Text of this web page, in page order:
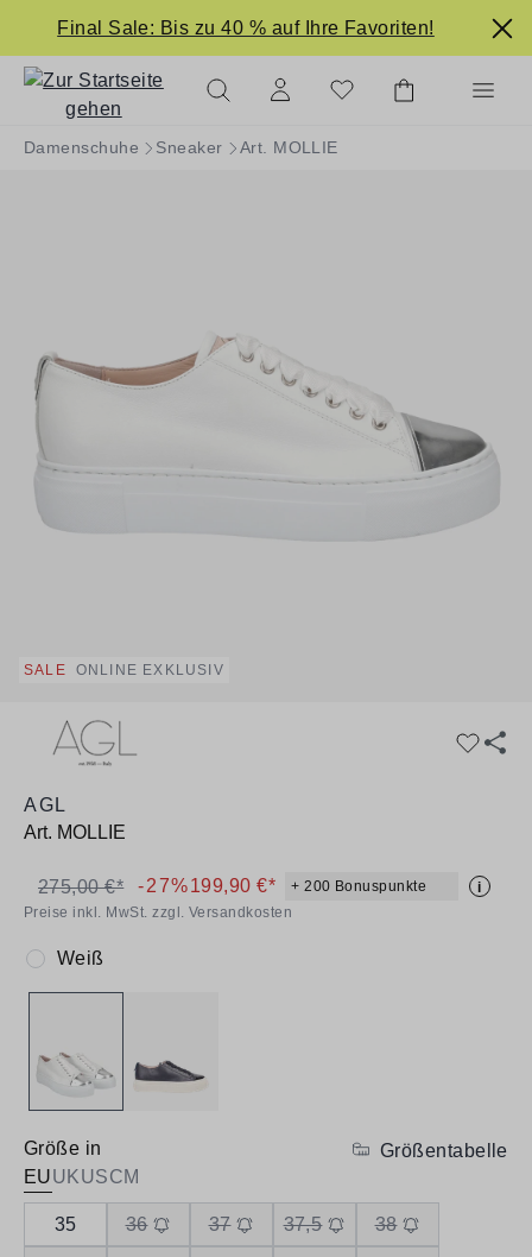
springen
Final Sale: Bis zu 40 % auf Ihre Favoriten!
Damenschuhe Sneaker Art. MOLLIE
SALE ONLINE EXKLUSIV
AGL
Art. MOLLIE
199,90 €* + 200 Bonuspunkte i
275,00 €* -27%
Preise inkl. MwSt. zzgl. Versandkosten
Farbe:
Weiß
Größe in
EUUKUSCM
Größentabelle
35 36 37 37,5 38